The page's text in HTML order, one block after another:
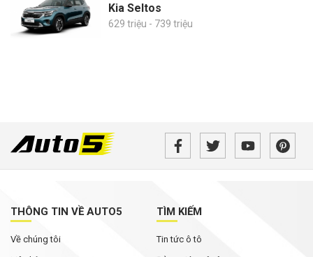
Kia Seltos
629 triệu - 739 triệu
THÔNG TIN VỀ AUTO5
Về chúng tôi
TÌM KIẾM
Tin tức ô tô